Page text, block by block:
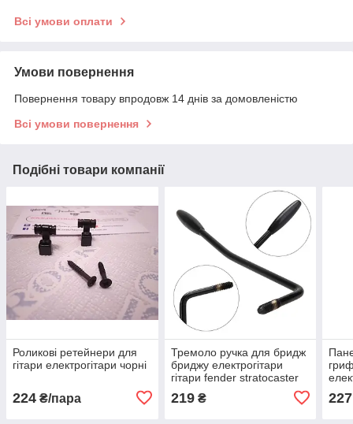
Всі умови оплати
Умови повернення
Повернення товару впродовж 14 днів за домовленістю
Всі умови повернення
Подібні товари компанії
Роликові ретейнери для
гітари електрогітари чорні
224 ₴/пара
Тремоло ручка для бридж
бриджу електрогітари
гітари fender stratocaster
219₴ 227